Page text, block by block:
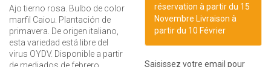
Ajo tierno rosa. Bulbo de color
marfil Caiou. Plantación de
primavera. De origen italiano,
esta variedad está libre del
virus OYDV. Disponible a partir
réservation à partir du 15
Novembre Livraison à
partir du 10 Février
Saisissez votre email pour